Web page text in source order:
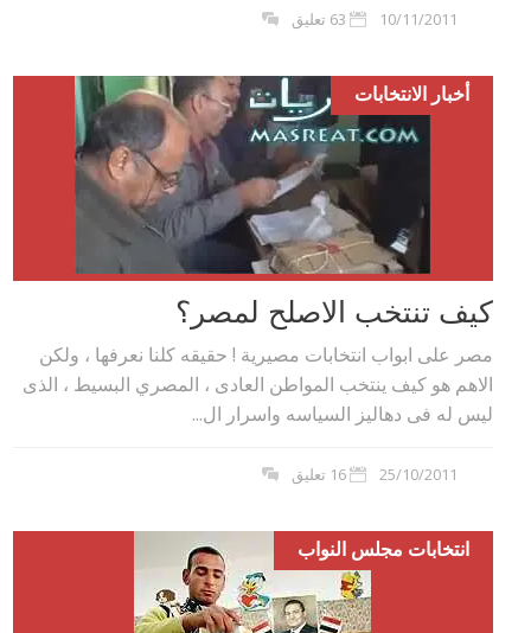
10/11/2011 63 تعليق
أخبار الانتخابات
كيف تنتخب الاصلح لمصر؟
مصر على ابواب انتخابات مصيرية ! حقيقه كلنا نعرفها ، ولكن
الاهم هو كيف ينتخب المواطن العادى ، المصري البسيط ، الذى
ليس له فى دهاليز السياسه واسرار ال...
25/10/2011 16 تعليق
انتخابات مجلس النواب